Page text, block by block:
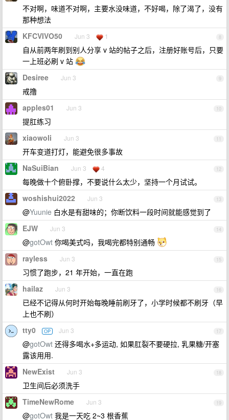
不对啊，味道不对啊，主要水没味道，不好喝，除了渴了，没有
那种想法
8
KFCVIVO50 Jun 3 1
自从前两年刷到别人分享 v 站的帖子之后，注册好账号后，只要
一上班必刷 v 站
9
Desiree Jun 3
戒撸
10
apples01 Jun 3
提肛练习
11
xiaowoli Jun 3
开车变道打灯，能避免很多事故
12
NaSuiBian Jun 3 4
每晚做十个俯卧撑，不要说什么太少，坚持一个月试试。
13
woshishui2022 Jun 3
@Yuunie 白水是有甜味的；你断饮料一段时间就能感觉到了
14
EJW Jun 3
@gotOwt 你喝美式吗，我喝完都特别通畅
15
rayless Jun 3
习惯了跑步，21 年开始，一直在跑
16
hailaz Jun 3
已经不记得从何时开始每晚睡前刷牙了，小学时候都不刷牙（早
上也不刷）
17
tty0 OP Jun 3
@gotOwt 还得多喝水+多运动, 如果肛裂不要硬拉, 乳果糖/开塞
露该用用.
18
NewExist Jun 3
卫生间后必须洗手
19
TimeNewRome Jun 3
@gotOwt 我是一天吃 2~3 根香蕉